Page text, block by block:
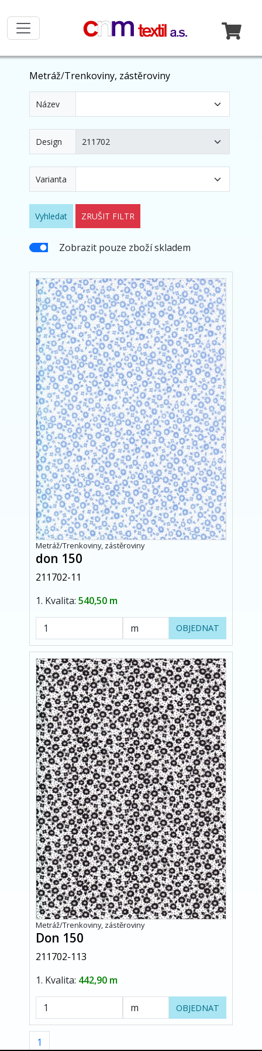
Metráž/Trenkoviny, zástěroviny
Název
Design
Varianta
Vyhledat ZRUŠIT FILTR
Zobrazit pouze zboží skladem
Metráž/Trenkoviny, zástěroviny
don 150
211702-11
1. Kvalita: 540,50 m
OBJEDNAT
Metráž/Trenkoviny, zástěroviny
Don 150
211702-113
1. Kvalita: 442,90 m
OBJEDNAT
1